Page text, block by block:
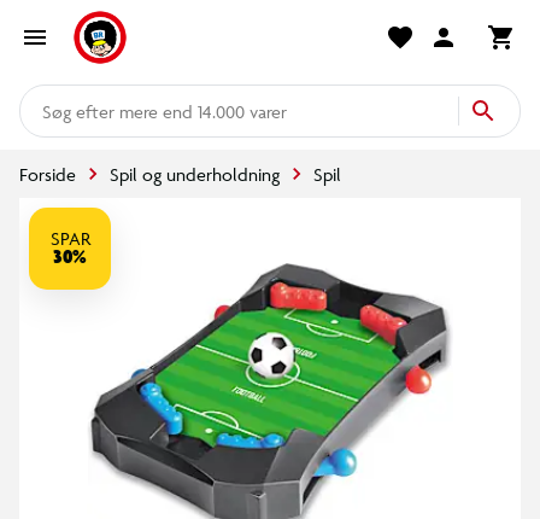
mere end 14.000 varer
Forside Spil og underholdning Spil
SPAR
30%